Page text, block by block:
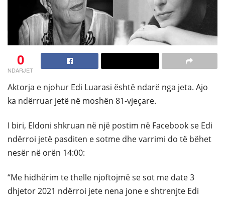
0
NDARJET
Aktorja e njohur Edi Luarasi është ndarë nga jeta. Ajo
ka ndërruar jetë në moshën 81-vjeçare.
I biri, Eldoni shkruan në një postim në Facebook se Edi
ndërroi jetë pasditen e sotme dhe varrimi do të bëhet
nesër në orën 14:00:
“Me hidhërim te thelle njoftojmë se sot me date 3
dhjetor 2021 ndërroi jete nena jone e shtrenjte Edi